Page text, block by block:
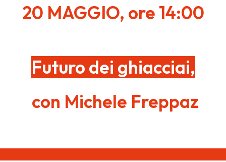
20 MAGGIO, ore 14:00
Futuro dei ghiacciai,
con Michele Freppaz